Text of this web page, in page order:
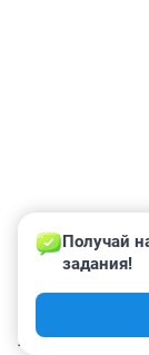
Получай
задания!